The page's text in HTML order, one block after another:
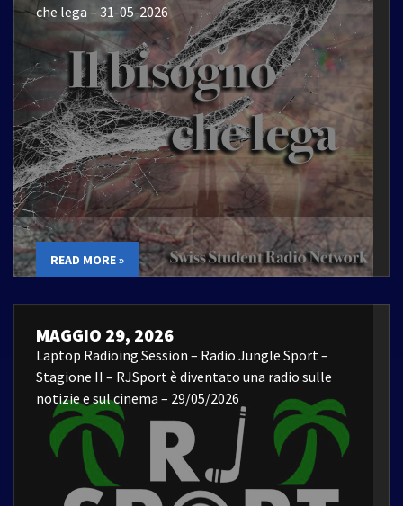
che lega – 31-05-2026
READ MORE »
MAGGIO 29, 2026
Laptop Radioing Session – Radio Jungle Sport –
Stagione II – RJSport è diventato una radio sulle
notizie e sul cinema – 29/05/2026